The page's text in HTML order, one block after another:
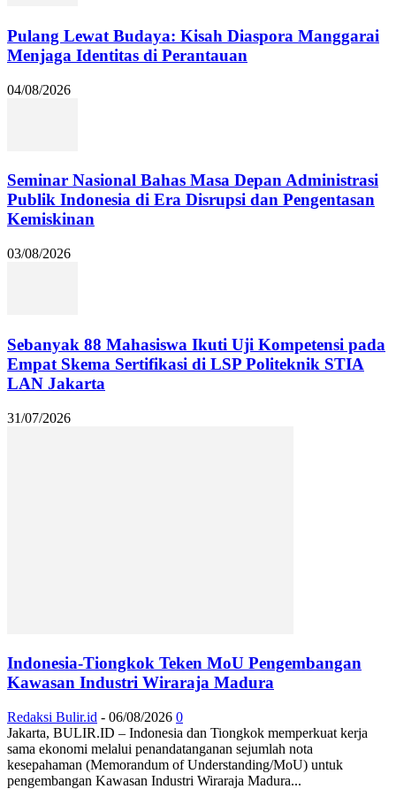
Pulang Lewat Budaya: Kisah Diaspora Manggarai
Menjaga Identitas di Perantauan
04/08/2026
Seminar Nasional Bahas Masa Depan Administrasi
Publik Indonesia di Era Disrupsi dan Pengentasan
Kemiskinan
03/08/2026
Sebanyak 88 Mahasiswa Ikuti Uji Kompetensi pada
Empat Skema Sertifikasi di LSP Politeknik STIA
LAN Jakarta
31/07/2026
Indonesia-Tiongkok Teken MoU Pengembangan
Kawasan Industri Wiraraja Madura
Redaksi Bulir.id - 06/08/2026 0
Jakarta, BULIR.ID – Indonesia dan Tiongkok memperkuat kerja
sama ekonomi melalui penandatanganan sejumlah nota
kesepahaman (Memorandum of Understanding/MoU) untuk
pengembangan Kawasan Industri Wiraraja Madura...